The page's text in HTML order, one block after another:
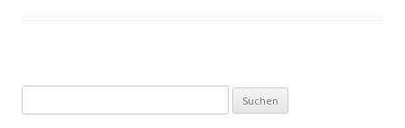
u